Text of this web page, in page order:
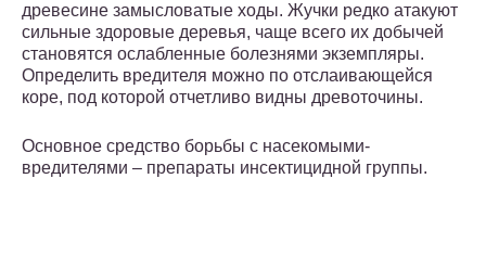
древесине замысловатые ходы. Жучки редко атакуют
сильные здоровые деревья, чаще всего их добычей
становятся ослабленные болезнями экземпляры.
Определить вредителя можно по отслаивающейся
коре, под которой отчетливо видны древоточины.
Основное средство борьбы с насекомыми-
вредителями – препараты инсектицидной группы.